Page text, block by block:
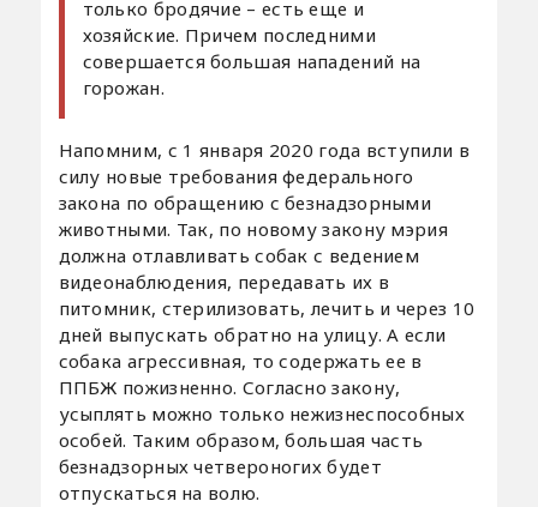
только бродячие – есть еще и
хозяйские. Причем последними
совершается большая нападений на
горожан.
Напомним, с 1 января 2020 года вступили в
силу новые требования федерального
закона по обращению с безнадзорными
животными. Так, по новому закону мэрия
должна отлавливать собак с ведением
видеонаблюдения, передавать их в
питомник, стерилизовать, лечить и через 10
дней выпускать обратно на улицу. А если
собака агрессивная, то содержать ее в
ППБЖ пожизненно. Согласно закону,
усыплять можно только нежизнеспособных
особей. Таким образом, большая часть
безнадзорных четвероногих будет
отпускаться на волю.